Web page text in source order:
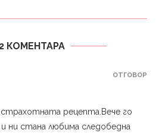
2 КОМЕНТАРА
страхотната рецепта.Вече го
ни стана любима следобедна
ОТГОВОР